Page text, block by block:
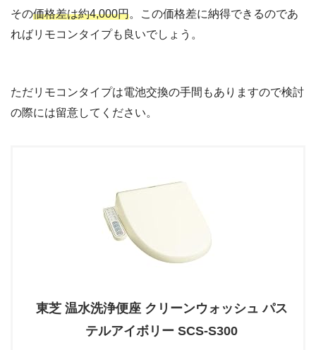
その価格差は約4,000円。この価格差に納得できるのであ
ればリモコンタイプも良いでしょう。
ただリモコンタイプは電池交換の手間もありますので検討
の際には留意してください。
東芝 温水洗浄便座 クリーンウォッシュ パス
テルアイボリー SCS-S300